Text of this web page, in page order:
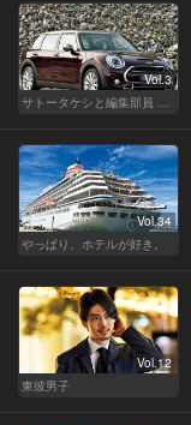
Vol.3
サトータケシと編集部員 船山の"CAR GENTSへの道"
Vol.34
やっぱり、ホテルが好き。
Vol.12
東彼男子